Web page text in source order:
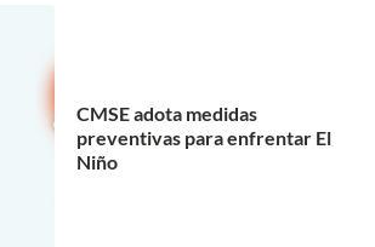
CMSE adota medidas
preventivas para enfrentar El
Niño